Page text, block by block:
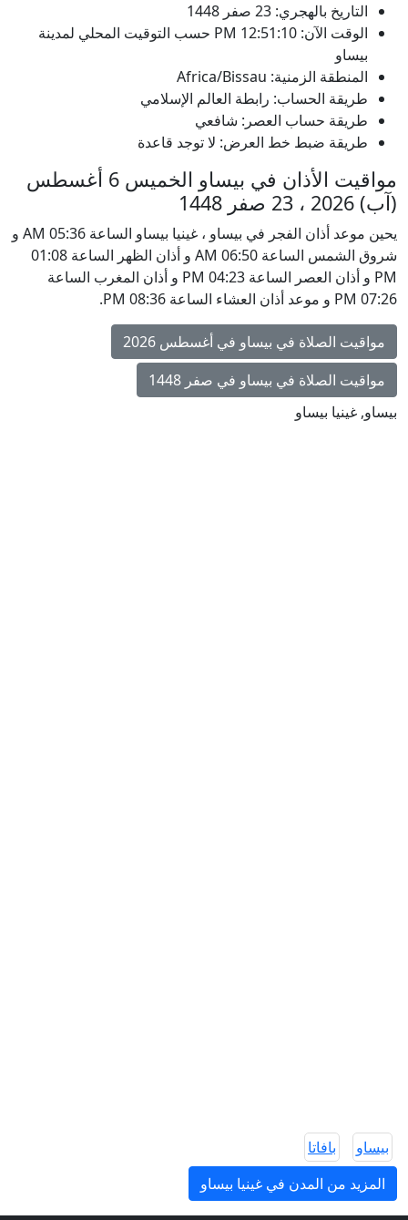
التاريخ بالهجري: 23 صفر 1448
الوقت الآن: 12:51:10
PM حسب التوقيت المحلي لمدينة
بيساو
المنطقة الزمنية: Africa/Bissau
طريقة الحساب: رابطة العالم الإسلامي
طريقة حساب العصر: شافعي
طريقة ضبط خط العرض: لا توجد قاعدة
مواقيت الأذان في بيساو الخميس 6 أغسطس
(آب) 2026 ، 23 صفر 1448
يحين موعد أذان الفجر في بيساو ، غينيا بيساو الساعة 05:36 AM و
شروق الشمس الساعة 06:50 AM و أذان الظهر الساعة 01:08
PM و أذان العصر الساعة 04:23 PM و أذان المغرب الساعة
07:26 PM و موعد أذان العشاء الساعة 08:36 PM.
مواقيت الصلاة في بيساو في أغسطس 2026
مواقيت الصلاة في بيساو في صفر 1448
بيساو, غينيا بيساو
بيساو
بافاتا
المزيد من المدن في غينيا بيساو